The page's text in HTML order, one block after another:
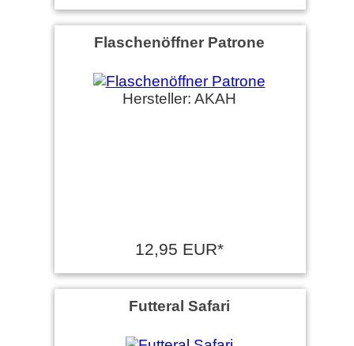
Flaschenöffner Patrone
Hersteller: AKAH
12,95 EUR*
Futteral Safari